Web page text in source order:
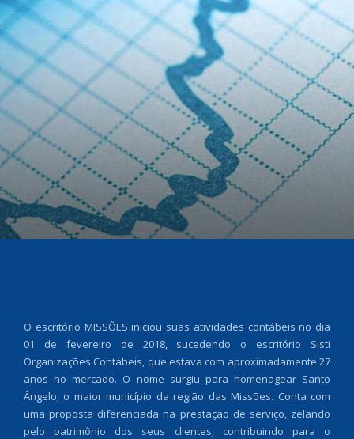
O escritório MISSÕES iniciou suas atividades contábeis no dia
01 de fevereiro de 2018, sucedendo o escritório Sisti
Organizações Contábeis, que estava com aproximadamente 27
anos no mercado. O nome surgiu para homenagear Santo
Ângelo, o maior município da região das Missões. Conta com
uma proposta diferenciada na prestação de serviço, zelando
pelo patrimônio dos seus clientes, contribuindo para o